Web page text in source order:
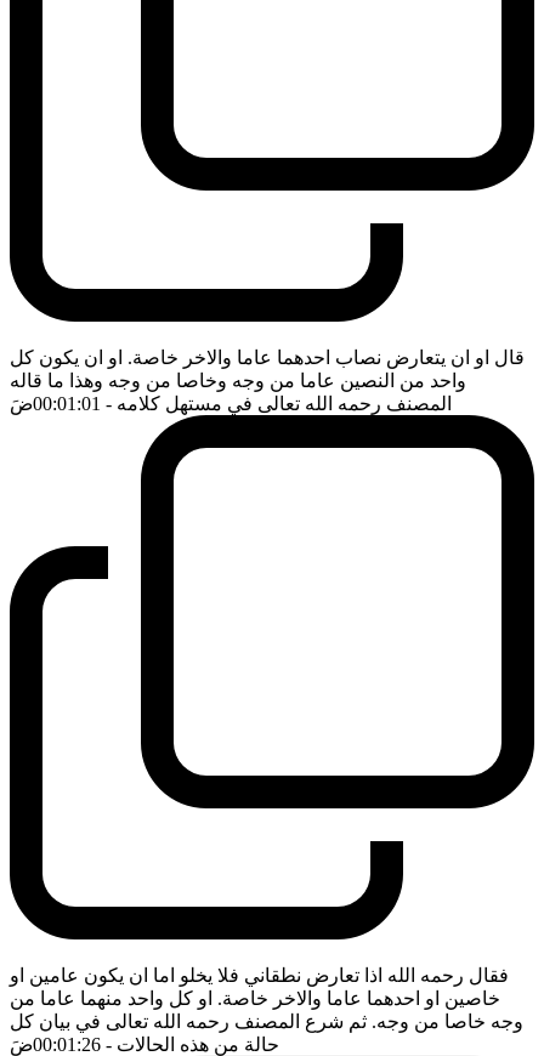
قال او ان يتعارض نصاب احدهما عاما والاخر خاصة. او ان يكون كل
واحد من النصين عاما من وجه وخاصا من وجه وهذا ما قاله
المصنف رحمه الله تعالى في مستهل كلامه - 00:01:01 ضَ
فقال رحمه الله اذا تعارض نطقاني فلا يخلو اما ان يكون عامين او
خاصين او احدهما عاما والاخر خاصة. او كل واحد منهما عاما من
وجه خاصا من وجه. ثم شرع المصنف رحمه الله تعالى في بيان كل
حالة من هذه الحالات - 00:01:26 ضَ